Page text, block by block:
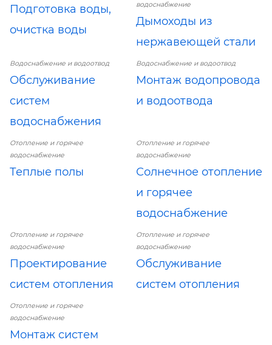
Подготовка воды,
очистка воды
водоснабжение
Дымоходы из
нержавеющей стали
Водоснабжение и водоотвод
Обслуживание
систем
водоснабжения
Водоснабжение и водоотвод
Монтаж водопровода
и водоотвода
Отопление и горячее
водоснабжение
Теплые полы
Отопление и горячее
водоснабжение
Солнечное отопление
и горячее
водоснабжение
Отопление и горячее
водоснабжение
Проектирование
систем отопления
Отопление и горячее
водоснабжение
Обслуживание
систем отопления
Отопление и горячее
водоснабжение
Монтаж систем